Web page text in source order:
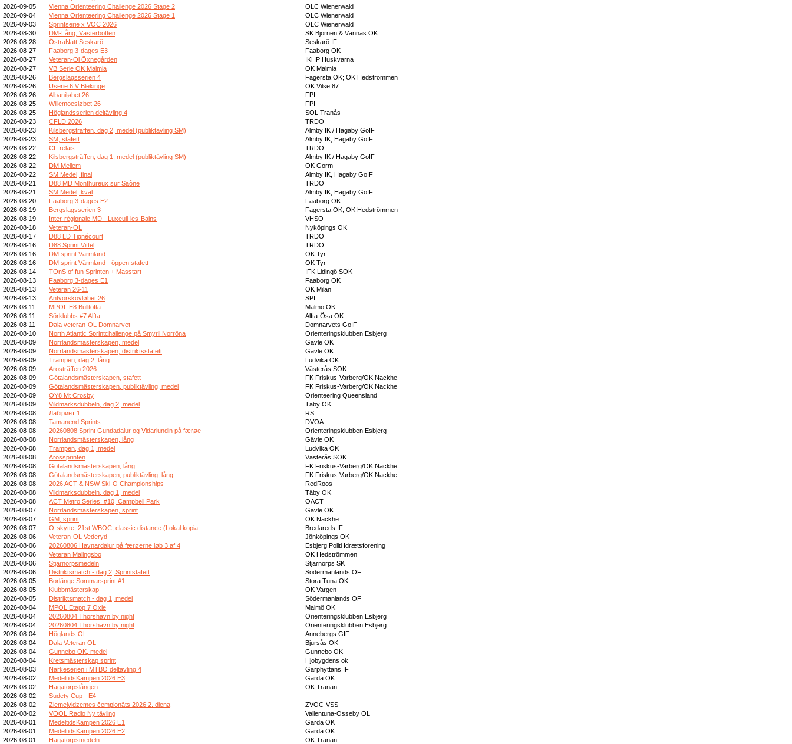
2026-09-05
Vienna Orienteering Challenge 2026 Stage 2
OLC Wienerwald
2026-09-04
Vienna Orienteering Challenge 2026 Stage 1
OLC Wienerwald
2026-09-03
Sprintserie x VOC 2026
OLC Wienerwald
2026-08-30
DM-Lång, Västerbotten
SK Björnen & Vännäs OK
2026-08-28
ÖstraNatt Seskarö
Seskarö IF
2026-08-27
Faaborg 3-dages E3
Faaborg OK
2026-08-27
Veteran-Ol Öxnegården
IKHP Huskvarna
2026-08-27
VB Serie OK Malmia
OK Malmia
2026-08-26
Bergslagsserien 4
Fagersta OK; OK Hedströmmen
2026-08-26
Userie 6 V Blekinge
OK Vilse 87
2026-08-26
Albaniløbet 26
FPI
2026-08-25
Willemoesløbet 26
FPI
2026-08-25
Höglandsserien deltävling 4
SOL Tranås
2026-08-23
CFLD 2026
TRDO
2026-08-23
Kilsbergsträffen, dag 2, medel (publiktävling SM)
Almby IK / Hagaby GoIF
2026-08-23
SM, stafett
Almby IK, Hagaby GoIF
2026-08-22
CF relais
TRDO
2026-08-22
Kilsbergsträffen, dag 1, medel (publiktävling SM)
Almby IK / Hagaby GoIF
2026-08-22
DM Mellem
OK Gorm
2026-08-22
SM Medel, final
Almby IK, Hagaby GoIF
2026-08-21
D88 MD Monthureux sur Saône
TRDO
2026-08-21
SM Medel, kval
Almby IK, Hagaby GoIF
2026-08-20
Faaborg 3-dages E2
Faaborg OK
2026-08-19
Bergslagsserien 3
Fagersta OK; OK Hedströmmen
2026-08-19
Inter-régionale MD - Luxeuil-les-Bains
VHSO
2026-08-18
Veteran-OL
Nyköpings OK
2026-08-17
D88 LD Tignécourt
TRDO
2026-08-16
D88 Sprint Vittel
TRDO
2026-08-16
DM sprint Värmland
OK Tyr
2026-08-16
DM sprint Värmland - öppen stafett
OK Tyr
2026-08-14
TOnS of fun Sprinten + Masstart
IFK Lidingö SOK
2026-08-13
Faaborg 3-dages E1
Faaborg OK
2026-08-13
Veteran 26-11
OK Milan
2026-08-13
Antvorskovløbet 26
SPI
2026-08-11
MPOL E8 Bulltofta
Malmö OK
2026-08-11
Sörklubbs #7 Alfta
Alfta-Ösa OK
2026-08-11
Dala veteran-OL Domnarvet
Domnarvets GoIF
2026-08-10
North Atlantic Sprintchallenge på Smyril Norröna
Orienteringsklubben Esbjerg
2026-08-09
Norrlandsmästerskapen, medel
Gävle OK
2026-08-09
Norrlandsmästerskapen, distriktsstafett
Gävle OK
2026-08-09
Trampen, dag 2, lång
Ludvika OK
2026-08-09
Arosträffen 2026
Västerås SOK
2026-08-09
Götalandsmästerskapen, stafett
FK Friskus-Varberg/OK Nackhe
2026-08-09
Götalandsmästerskapen, publiktävling, medel
FK Friskus-Varberg/OK Nackhe
2026-08-09
OY8 Mt Crosby
Orienteering Queensland
2026-08-09
Vildmarksdubbeln, dag 2, medel
Täby OK
2026-08-08
Лабіринт 1
RS
2026-08-08
Tamanend Sprints
DVOA
2026-08-08
20260808 Sprint Gundadalur og Vidarlundin på færøe
Orienteringsklubben Esbjerg
2026-08-08
Norrlandsmästerskapen, lång
Gävle OK
2026-08-08
Trampen, dag 1, medel
Ludvika OK
2026-08-08
Arossprinten
Västerås SOK
2026-08-08
Götalandsmästerskapen, lång
FK Friskus-Varberg/OK Nackhe
2026-08-08
Götalandsmästerskapen, publiktävling, lång
FK Friskus-Varberg/OK Nackhe
2026-08-08
2026 ACT & NSW Ski-O Championships
RedRoos
2026-08-08
Vildmarksdubbeln, dag 1, medel
Täby OK
2026-08-08
ACT Metro Series: #10, Campbell Park
OACT
2026-08-07
Norrlandsmästerskapen, sprint
Gävle OK
2026-08-07
GM, sprint
OK Nackhe
2026-08-07
O-skytte, 21st WBOC, classic distance (Lokal kopia
Bredareds IF
2026-08-06
Veteran-OL Vederyd
Jönköpings OK
2026-08-06
20260806 Havnardalur på færøerne løb 3 af 4
Esbjerg Politi Idrætsforening
2026-08-06
Veteran Malingsbo
OK Hedströmmen
2026-08-06
Stjärnorpsmedeln
Stjärnorps SK
2026-08-06
Distriktsmatch - dag 2, Sprintstafett
Södermanlands OF
2026-08-05
Borlänge Sommarsprint #1
Stora Tuna OK
2026-08-05
Klubbmästerskap
OK Vargen
2026-08-05
Distriktsmatch - dag 1, medel
Södermanlands OF
2026-08-04
MPOL Etapp 7 Oxie
Malmö OK
2026-08-04
20260804 Thorshavn by night
Orienteringsklubben Esbjerg
2026-08-04
20260804 Thorshavn by night
Orienteringsklubben Esbjerg
2026-08-04
Höglands OL
Annebergs GIF
2026-08-04
Dala Veteran OL
Bjursås OK
2026-08-04
Gunnebo OK, medel
Gunnebo OK
2026-08-04
Kretsmästerskap sprint
Hjobygdens ok
2026-08-03
Närkeserien i MTBO deltävling 4
Garphyttans IF
2026-08-02
MedeltidsKampen 2026 E3
Garda OK
2026-08-02
Hagatorpslången
OK Tranan
2026-08-02
Sudety Cup - E4
2026-08-02
Ziemeļvidzemes čempionāts 2026 2. diena
ZVOC-VSS
2026-08-02
VÖOL Radio Ny tävling
Vallentuna-Össeby OL
2026-08-01
MedeltidsKampen 2026 E1
Garda OK
2026-08-01
MedeltidsKampen 2026 E2
Garda OK
2026-08-01
Hagatorpsmedeln
OK Tranan